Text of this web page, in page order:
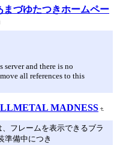
まづゆたつきホームペー
and there is no
all references to this
MADNESS
フレームを表示できるブラ
準備中につき